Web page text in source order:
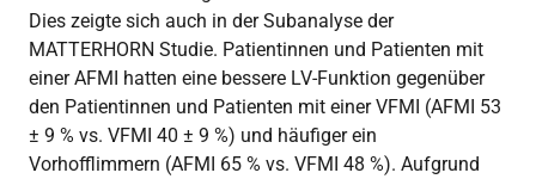
Dies zeigte sich auch in der Subanalyse der
MATTERHORN Studie. Patientinnen und Patienten mit
einer AFMI hatten eine bessere LV-Funktion gegenüber
den Patientinnen und Patienten mit einer VFMI (AFMI 53
± 9 % vs. VFMI 40 ± 9 %) und häufiger ein
Vorhofflimmern (AFMI 65 % vs. VFMI 48 %). Aufgrund